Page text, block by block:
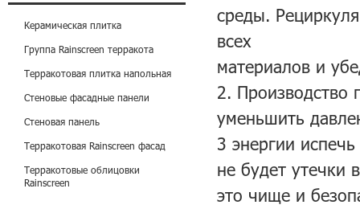
Керамическая плитка
Группа Rainscreen терракота
Терракотовая плитка напольная
Стеновые фасадные панели
Стеновая панель
Терракотовая Rainscreen фасад
Терракотовые облицовки
Rainscreen
среды.
всех
материалов и
2. Производство
уменьшить
3 энергии
не будет утечки
это чище и